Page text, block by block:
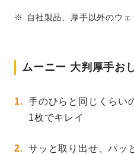
自社製品、厚手以外のウ
ムーニー 大判厚手お
手のひらと同じくらい
1枚でキレイ
サッと取り出せ、パッ